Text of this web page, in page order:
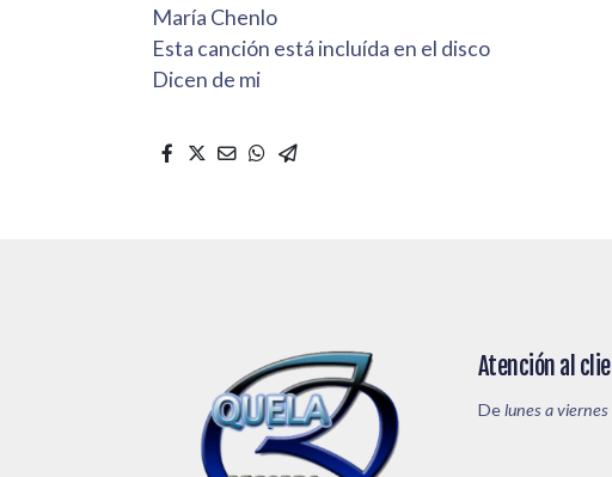
María Chenlo
Esta canción está incluída en el disco
Dicen de mi
Atención al
Delunes a viernes